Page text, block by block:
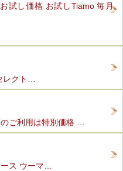
試し価格 お試しTiamo 毎月
レクト…
ご利用は特別価格 …
ス ウーマ…